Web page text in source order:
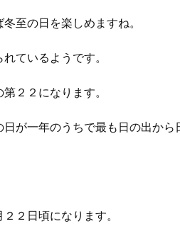
至の日を楽しめますね。
ているようです。
２２になります。
が一年のうちで最も日の出から
２日頃になります。